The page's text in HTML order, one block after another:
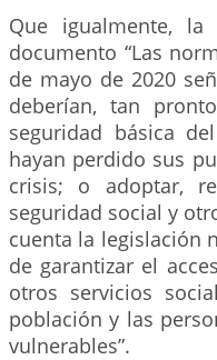
Que igualmente, la
documento “Las
de mayo de 2020
deberían, tan
seguridad básica
hayan perdido sus
crisis; o adoptar,
seguridad social y
cuenta la legislación
de garantizar el
otros servicios
población y las
vulnerables”.